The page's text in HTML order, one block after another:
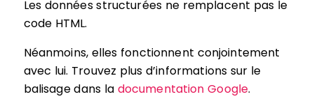
Les données structurées ne remplacent pas le
code HTML.
Néanmoins, elles fonctionnent conjointement
avec lui. Trouvez plus d’informations sur le
balisage dans la documentation Google.